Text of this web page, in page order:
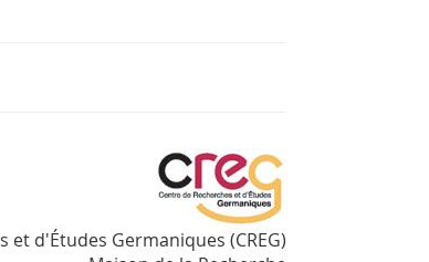
et d'Études Germaniques (CREG)